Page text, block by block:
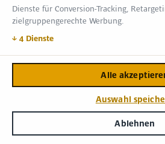
Dienste für Conversion-Tracking,
zielgruppengerechte Werbung.
↓ 4 Dienste
Ablehnen
Auswahl
Alle